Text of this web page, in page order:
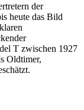
der
heute das Bild
T zwischen 1927
Oldtimer,